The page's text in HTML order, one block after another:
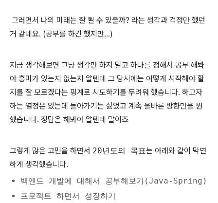
그러면서 나의 미래는 잘 될 수 있을까? 라는 생각과 걱정만 했던
거 같네요. (공부를 하긴 했지만...)
지금 생각해보면 그냥 생각만 하지 말고 하나를 정해서 공부 해봐
야 흥미가 있는지 없는지 알텐데 그 당시에는 어떻게 시작해야 할
지를 잘 모르겠다는 핑계로 시도하기를 두려워 했습니다. 하고자
하는 열정은 있는데 돌아가기는 싫었고 계속 올바른 방향만을 원
했습니다. 정답은 해봐야 알텐데 말이죠
그렇게 많은 고민을 하면서 20년도의 목표는 아래와 같이 막연
하게 생각했습니다.
백엔드 개발에 대해서 공부해보기(Java-Spring)
프로젝트 하면서 성장하기